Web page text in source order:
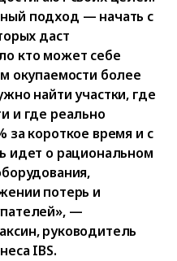
подход — начать с
даст
кто может себе
окупаемости более
найти участки, где
и где реально
за короткое время и с
идет о рациональном
потерь и
—
руководитель
IBS.